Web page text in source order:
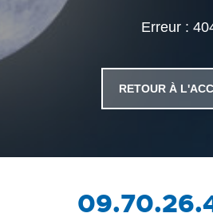
Erreur :
RETOUR À
Téléphone